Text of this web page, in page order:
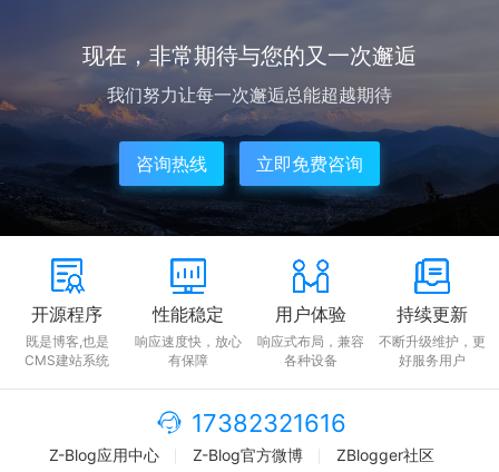
现在，非常期待与您的又一次邂逅
我们努力让每一次邂逅总能超越期待
咨询热线 立即免费咨询
开源程序
既是博客,也是
CMS建站系统
性能稳定
响应速度快，放心
有保障
用户体验
响应式布局，兼容
各种设备
持续更新
不断升级维护，更
好服务用户
17382321616
Z-Blog应用中心 Z-Blog官方微博
ZBlogger社区